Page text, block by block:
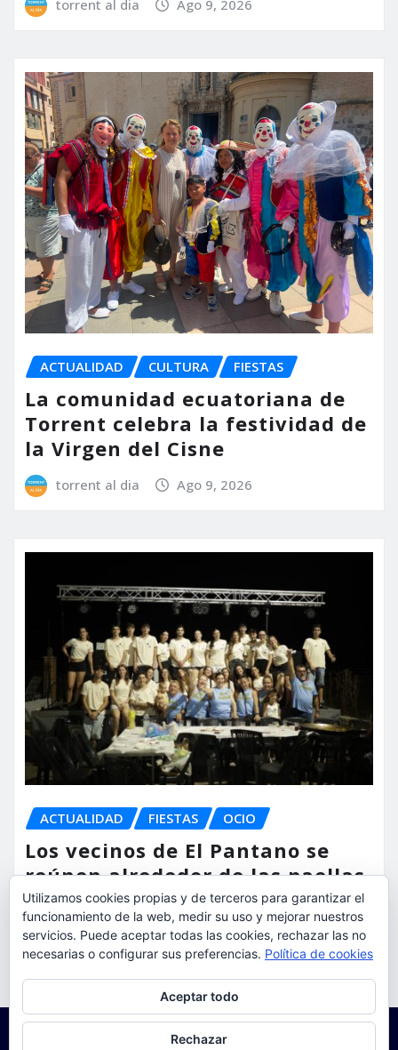
torrent al dia Ago 9, 2026
ACTUALIDAD CULTURA FIESTAS
La comunidad ecuatoriana de
Torrent celebra la festividad de
la Virgen del Cisne
torrent al dia Ago 9, 2026
ACTUALIDAD FIESTAS OCIO
Los vecinos de El Pantano se
reúnen alrededor de las paellas
para celebrar sus fiestas
torrent al dia Ago 9, 2026
Utilizamos cookies propias y de terceros para garantizar el
funcionamiento de la web, medir su uso y mejorar nuestros
servicios. Puede aceptar todas las cookies, rechazar las no
necesarias o configurar sus preferencias. Política de cookies
Aceptar todo
Rechazar
Para obtener más información, incluido cómo gestionar las cookies,